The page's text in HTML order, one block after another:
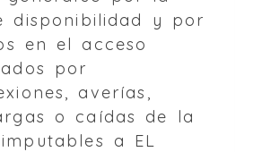
disponibilidad y por
en el acceso
por
averías,
o caídas de la
a EL